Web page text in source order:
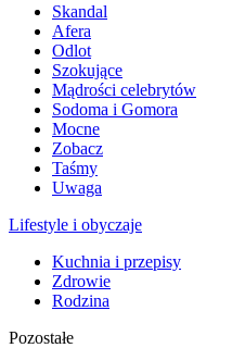
Skandal
Afera
Odlot
Szokujące
Mądrości celebrytów
Sodoma i Gomora
Mocne
Zobacz
Taśmy
Uwaga
Lifestyle i obyczaje
Kuchnia i przepisy
Zdrowie
Rodzina
Pozostałe